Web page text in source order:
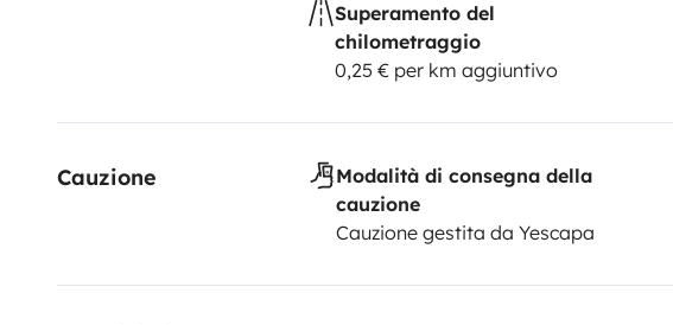
Superamento del
chilometraggio
0,25 € per km aggiuntivo
Cauzione
Modalità di consegna della
cauzione
Cauzione gestita da Yescapa